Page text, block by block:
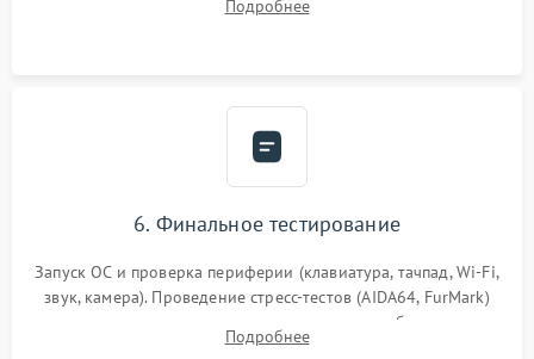
шлейфов, модулей памяти и накопителей. Предварительная
Подробнее
6. Финальное тестирование
Запуск ОС и проверка периферии (клавиатура, тачпад, Wi-Fi,
звук, камера). Проведение стресс-тестов (AIDA64, FurMark)
для контроля температурного режима и стабильности
системы под пиковой нагрузкой.
Подробнее